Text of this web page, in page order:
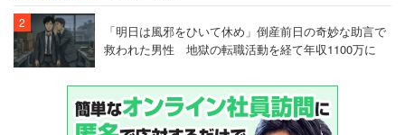
「明日は風邪をひいて休め」倒産前日の奇妙な助言で
救われた男性 地獄の転職活動を経て年収1100万に